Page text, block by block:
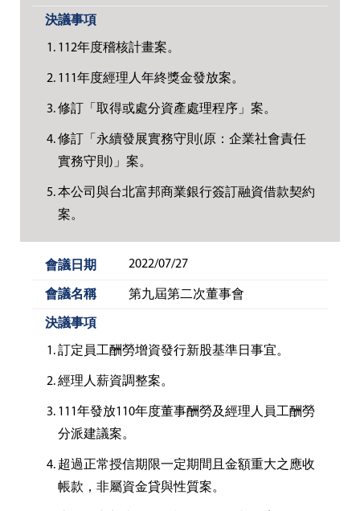
112年度稽核計畫案。
111年度經理人年終獎金發放案。
修訂「取得或處分資產處理程序」案。
修訂「永續發展實務守則(原：企業社會責任
實務守則)」案。
本公司與台北富邦商業銀行簽訂融資借款契約
案。
2022/07/27
第九屆第二次董事會
訂定員工酬勞增資發行新股基準日事宜。
經理人薪資調整案。
111年發放110年度董事酬勞及經理人員工酬勞
分派建議案。
超過正常授信期限一定期間且金額重大之應收
帳款，非屬資金貸與性質案。